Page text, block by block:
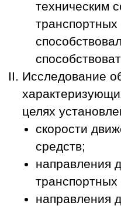
техническим
транспортных
Исследование
целях
скорости
средств;
направления
транспортных
направления